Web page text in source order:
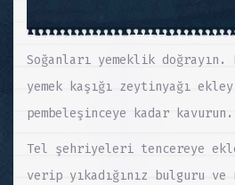
Soğanları yemeklik
yemek kaşığı zeytinyağı
pembeleşinceye kadar kavurun.
Tel şehriyeleri tencereye
verip yıkadığınız bulguru